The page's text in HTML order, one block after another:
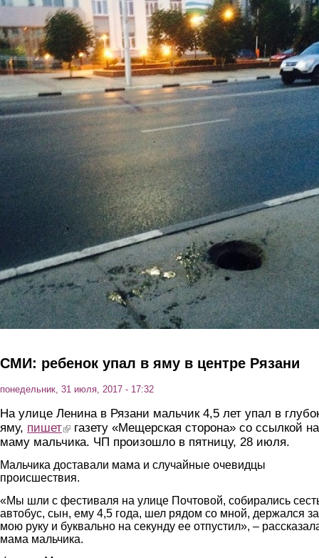
Перейти к основному содержанию
СМИ: ребенок упал в яму в центре Рязани
понедельник, 31 июля, 2017 - 17:32
На улице Ленина в Рязани мальчик 4,5 лет упал в
яму, пишет(link is external)
газету «Мещерская сторона» со ссылкой на
маму мальчика. ЧП произошло в пятницу, 28 июля.
Мальчика доставали мама и случайные очевидцы
происшествия.
«Мы шли с фестиваля на улице Почтовой, собирались
автобус, сын, ему 4,5 года, шел рядом со мной, держался за
мою руку и буквально на секунду ее отпустил», –
мама мальчика.